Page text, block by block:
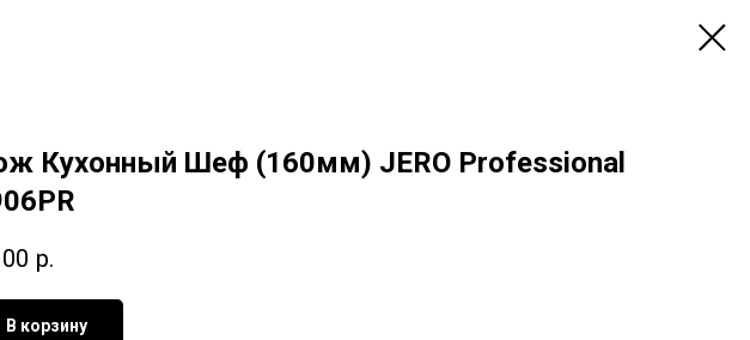
Кухонный Шеф (160мм) JERO Professional
р.
В корзину